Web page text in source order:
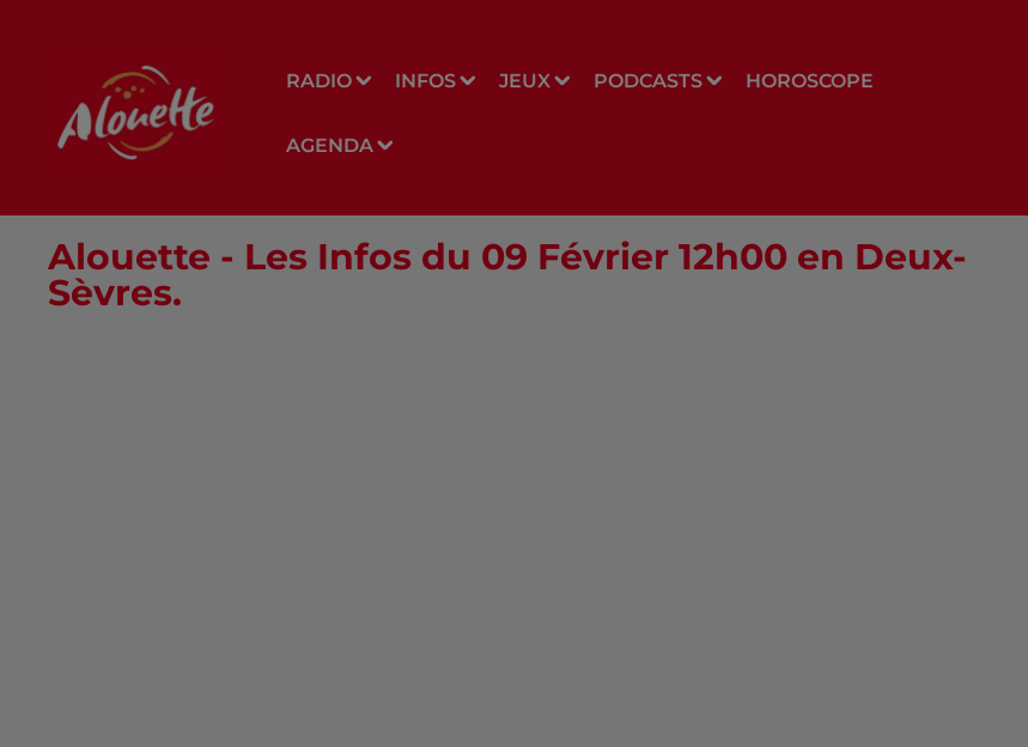
RADIO INFOS JEUX PODCASTS HOROSCOPE
AGENDA
Alouette - Les Infos du 09 Février 12h00 en Deux-
Sèvres.